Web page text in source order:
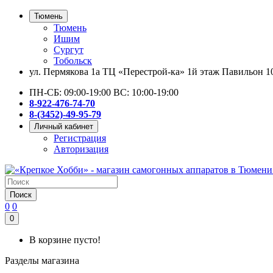
Тюмень
Тюмень
Ишим
Сургут
Тобольск
ул. Пермякова 1а ТЦ «Перестрой-ка» 1й этаж Павильон
ПН-СБ: 09:00-19:00 ВС: 10:00-19:00
8-922-476-74-70
8-(3452)-49-95-79
Личный кабинет
Регистрация
Авторизация
Поиск
0 0
0
В корзине пусто!
Разделы магазина